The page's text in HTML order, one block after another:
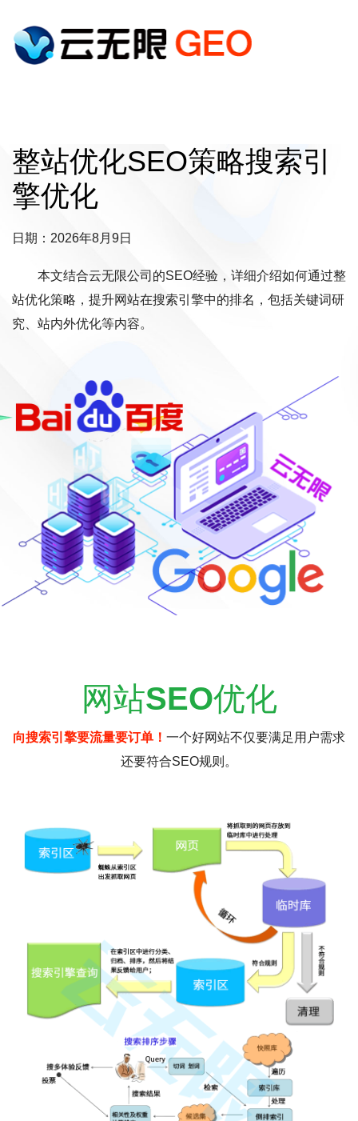
整站优化SEO策略搜索引
擎优化
日期：2026年8月9日
本文结合云无限公司的SEO经验，详细介绍如何通过整
站优化策略，提升网站在搜索引擎中的排名，包括关键词研
究、站内外优化等内容。
网站SEO优化
向搜索引擎要流量要订单！ 一个好网站不仅要满足用户需求
还要符合SEO规则。